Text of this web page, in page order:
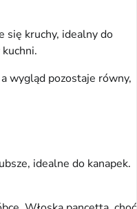
się kruchy, idealny do
wygląd pozostaje równy,
idealne do kanapek.